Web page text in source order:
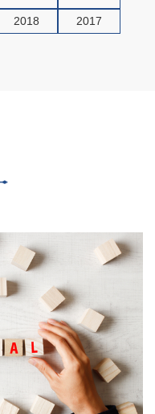
2018
2017